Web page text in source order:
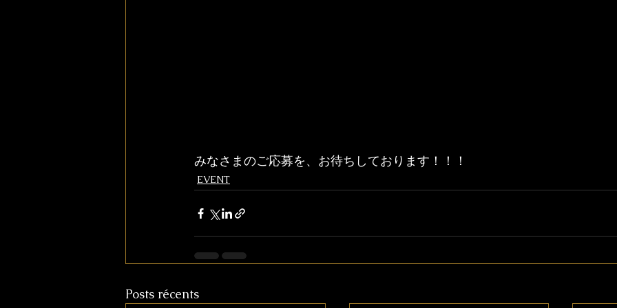
みなさまのご応募を、お待ちしております！！！
EVENT
Posts récents